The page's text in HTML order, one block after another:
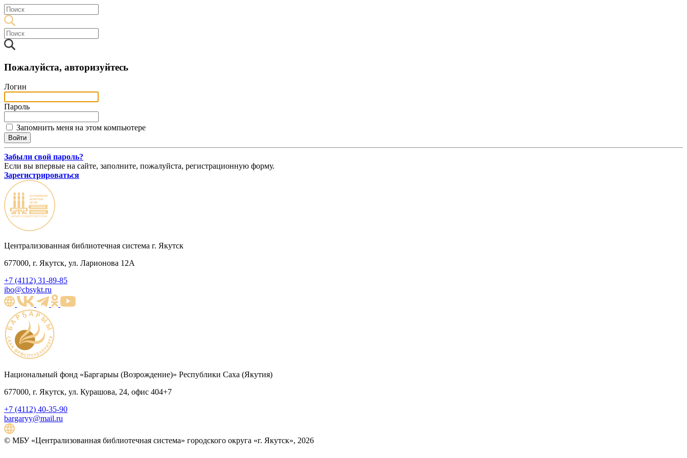
Пожалуйста, авторизуйтесь
Логин
Пароль
Запомнить меня на этом компьютере
Забыли свой пароль?
Если вы впервые на сайте, заполните, пожалуйста, регистрационную форму.
Зарегистрироваться
Централизованная библиотечная система г. Якутск
677000, г. Якутск, ул. Ларионова 12А
+7 (4112) 31-89-85
ibo@cbsykt.ru
Национальный фонд «Баргарыы (Возрождение)» Республики Саха (Якутия)
677000, г. Якутск, ул. Курашова, 24, офис 404+7
+7 (4112) 40-35-90
bargaryy@mail.ru
© МБУ «Централизованная библиотечная система» городского округа «г. Якутск», 2026